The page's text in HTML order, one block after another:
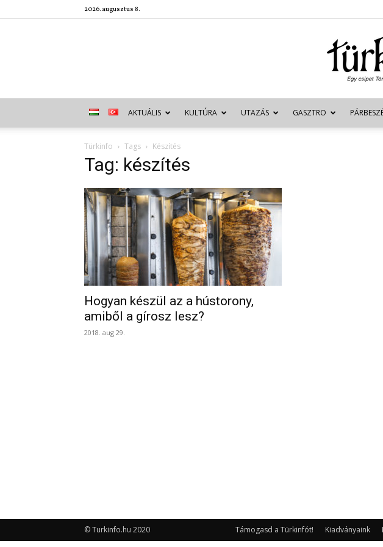
2026. augusztus 8.
AKTUÁLIS KULTÚRA UTAZÁS GASZTRO
Türkinfo Tags Készítés
Tag: készítés
Hogyan készül az a hústorony,
amiből a gírosz lesz?
2018. aug 29.
Támogasd a Türkinfót! Kiadványaink
© Turkinfo.hu 2020